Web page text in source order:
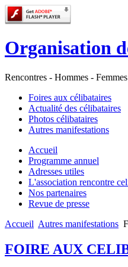
Organisation
Rencontres - Hommes - Femmes
Foires aux célibataires
Actualité des célibataires
Photos célibataires
Autres manifestations
Accueil
Programme annuel
Adresses utiles
L'association rencontre
Nos partenaires
Revue de presse
Accueil Autres manifestations
FOIRE AUX